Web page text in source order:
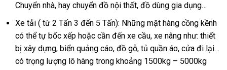
Chuyển nhà, hay chuyển đồ nội thất, đồ dùng gia dụng…
Xe tải ( từ 2 Tấn 3 đến 5 Tấn): Những mặt hàng cồng kềnh
có thể tự bốc xếp hoặc cần đến xe cầu, xe nâng như: thiết
bị xây dựng, biển quảng cáo, đồ gỗ, tủ quần áo, cửa đi lại…
có trọng lượng lô hàng trong khoảng 1500kg – 5000kg